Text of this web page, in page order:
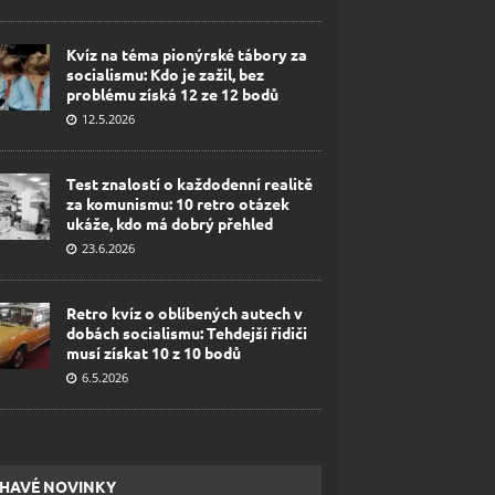
Kvíz na téma pionýrské tábory za
socialismu: Kdo je zažil, bez
problému získá 12 ze 12 bodů
12.5.2026
Test znalostí o každodenní realitě
za komunismu: 10 retro otázek
ukáže, kdo má dobrý přehled
23.6.2026
Retro kvíz o oblíbených autech v
dobách socialismu: Tehdejší řidiči
musí získat 10 z 10 bodů
6.5.2026
NOVINKY